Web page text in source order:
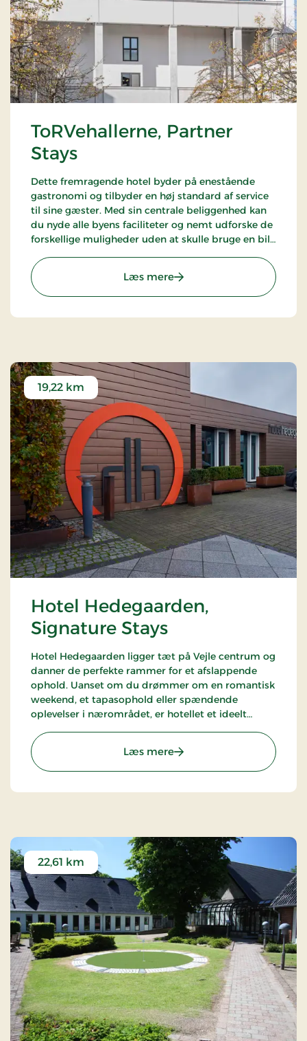
ToRVehallerne, Partner
Stays
Dette fremragende hotel byder på enestående
gastronomi og tilbyder en høj standard af service
til sine gæster. Med sin centrale beliggenhed kan
du nyde alle byens faciliteter og nemt udforske de
forskellige muligheder uden at skulle bruge en bil.
The Hotel Alliance.
Læs mere: ToRVehallerne, Partner
Hotel Hedegaarden,
Signature Stays
19,22 km
Hotel Hedegaarden ligger tæt på Vejle centrum og
danner de perfekte rammer for et afslappende
ophold. Uanset om du drømmer om en romantisk
weekend, et tapasophold eller spændende
oplevelser i nærområdet, er hotellet et ideelt
Læs mere: Hotel Hedegaarden,
22,61 km